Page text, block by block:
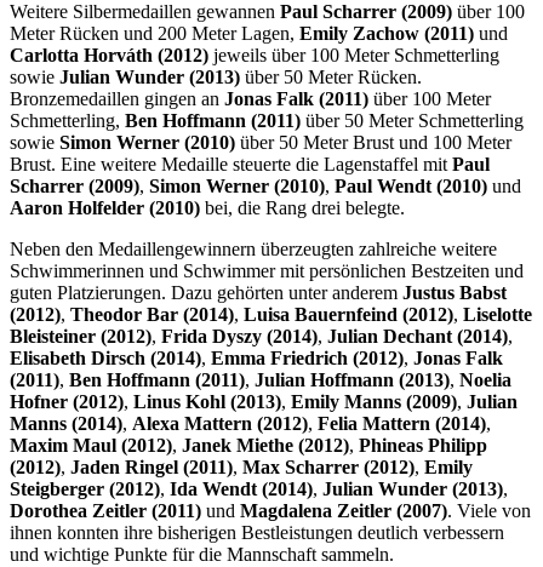
Weitere Silbermedaillen gewannen Paul Scharrer (2009) über 100
Meter Rücken und 200 Meter Lagen, Emily Zachow (2011) und
Carlotta Horváth (2012) jeweils über 100 Meter Schmetterling
sowie Julian Wunder (2013) über 50 Meter Rücken.
Bronzemedaillen gingen an Jonas Falk (2011) über 100 Meter
Schmetterling, Ben Hoffmann (2011) über 50 Meter Schmetterling
sowie Simon Werner (2010) über 50 Meter Brust und 100 Meter
Brust. Eine weitere Medaille steuerte die Lagenstaffel mit Paul
Scharrer (2009), Simon Werner (2010), Paul Wendt (2010) und
Aaron Holfelder (2010) bei, die Rang drei belegte.
Neben den Medaillengewinnern überzeugten zahlreiche weitere
Schwimmerinnen und Schwimmer mit persönlichen Bestzeiten und
guten Platzierungen. Dazu gehörten unter anderem Justus Babst
(2012), Theodor Bar (2014), Luisa Bauernfeind (2012), Liselotte
Bleisteiner (2012), Frida Dyszy (2014), Julian Dechant (2014),
Elisabeth Dirsch (2014), Emma Friedrich (2012), Jonas Falk
(2011), Ben Hoffmann (2011), Julian Hoffmann (2013), Noelia
Hofner (2012), Linus Kohl (2013), Emily Manns (2009), Julian
Manns (2014), Alexa Mattern (2012), Felia Mattern (2014),
Maxim Maul (2012), Janek Miethe (2012), Phineas Philipp
(2012), Jaden Ringel (2011), Max Scharrer (2012), Emily
Steigberger (2012), Ida Wendt (2014), Julian Wunder (2013),
Dorothea Zeitler (2011) und Magdalena Zeitler (2007). Viele von
ihnen konnten ihre bisherigen Bestleistungen deutlich verbessern
und wichtige Punkte für die Mannschaft sammeln.